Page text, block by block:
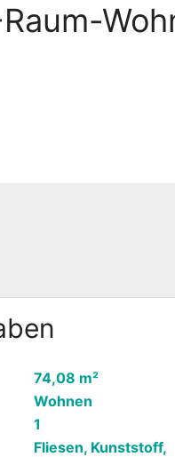
74,08 m²
Wohnen
1
Fliesen, Kunststoff,